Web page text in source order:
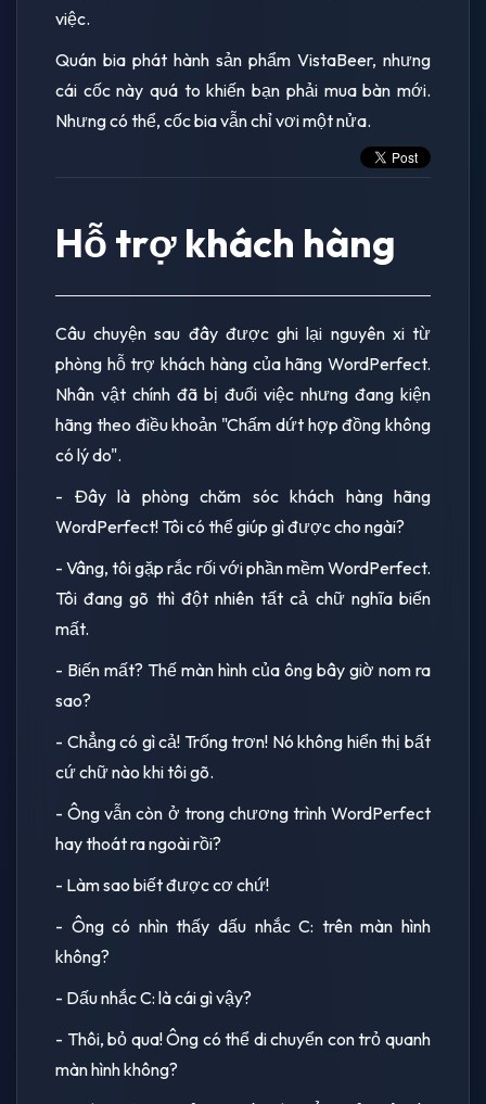
việc.
Quán bia phát hành sản phẩm VistaBeer, nhưng
cái cốc này quá to khiến bạn phải mua bàn mới.
Nhưng có thể, cốc bia vẫn chỉ vơi một nửa.
Hỗ trợ khách hàng
Câu chuyện sau đây được ghi lại nguyên xi từ
phòng hỗ trợ khách hàng của hãng WordPerfect.
Nhân vật chính đã bị đuổi việc nhưng đang kiện
hãng theo điều khoản "Chấm dứt hợp đồng không
có lý do".
- Đây là phòng chăm sóc khách hàng hãng
WordPerfect! Tôi có thể giúp gì được cho ngài?
- Vâng, tôi gặp rắc rối với phần mềm WordPerfect.
Tôi đang gõ thì đột nhiên tất cả chữ nghĩa biến
mất.
- Biến mất? Thế màn hình của ông bây giờ nom ra
sao?
- Chẳng có gì cả! Trống trơn! Nó không hiển thị bất
cứ chữ nào khi tôi gõ.
- Ông vẫn còn ở trong chương trình WordPerfect
hay thoát ra ngoài rồi?
- Làm sao biết được cơ chứ!
- Ông có nhìn thấy dấu nhắc C: trên màn hình
không?
- Dấu nhắc C: là cái gì vậy?
- Thôi, bỏ qua! Ông có thể di chuyển con trỏ quanh
màn hình không?